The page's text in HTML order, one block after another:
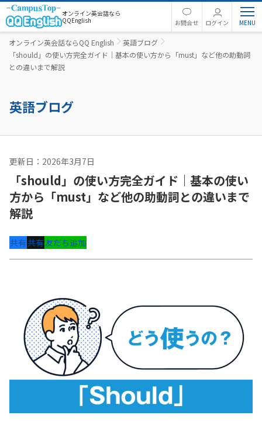
オンライン英会話なら
QQEnglish
お問合せ ログイン
オンライン英会話ならQQ English
英語ブログ
「should」の使い方完全ガイド｜基本の使い方から「must」など他の助動詞
との違いまで解説
英語ブログ
更新日：2026年3月7日
「should」の使い方完全ガイド｜基本の使い
方から「must」など他の助動詞との違いまで
解説
共有共有友だち追加